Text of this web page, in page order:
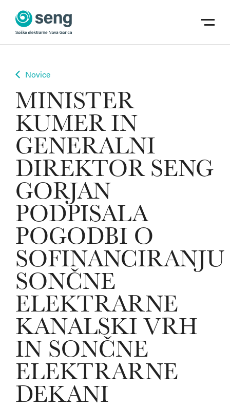
odpri
Novice
MINISTER
KUMER IN
GENERALNI
DIREKTOR SENG
GORJAN
PODPISALA
POGODBI O
SOFINANCIRANJU
SONČNE
ELEKTRARNE
KANALSKI VRH
IN SONČNE
ELEKTRARNE
DEKANI